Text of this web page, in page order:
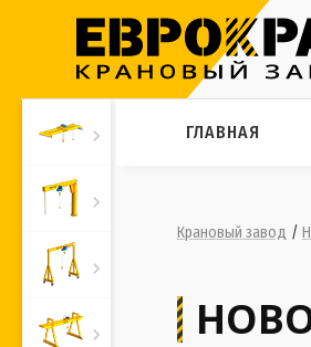
ГЛАВНАЯ
Крановый завод /